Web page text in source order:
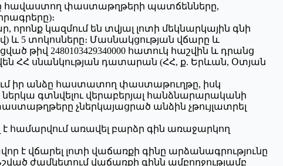
հավաստող փաստաթղթերի պատճենները,
որոնք կազմում են տվյալ լոտի մեկնարկային գնի
5 տոկոսները։ Մասնակցության վճարը և
2480103429340000 հատուկ հաշվին և դրանց
ՀՀ սնանկության դատարան (ՀՀ, ք. Երևան, Օտյան
իր անձը հաստատող փաստաթուղթը, իսկ
գտնվելու վերաբերյալ հանձնարարականի
չներկայացրած անձին չթույլատրել
համարվում առավել բարձր գին առաջարկող
է վճարել լոտի վաճառքի գինը արձանագրությունը
ժամկետում վաճառքի գինն ամբողջությամբ